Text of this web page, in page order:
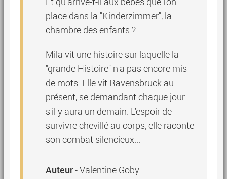
Et qu'arrive-t-il aux bébés que l'on
place dans la "Kinderzimmer", la
chambre des enfants ?
Mila vit une histoire sur laquelle la
"grande Histoire" n'a pas encore mis
de mots. Elle vit Ravensbrück au
présent, se demandant chaque jour
s'il y aura un demain. L'espoir de
survivre chevillé au corps, elle raconte
son combat silencieux...
Auteur-Valentine Goby.